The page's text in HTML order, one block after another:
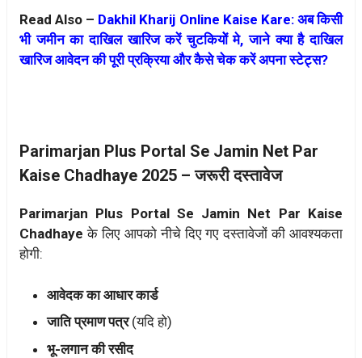
Read Also – Dakhil Kharij Online Kaise Kare: अब किसी
भी जमीन का दाखिल खारिज करें चुटकियोें मे, जाने क्या है दाखिल
खारिज आवेदन की पूरी प्रक्रिया और कैसे चेक करें अपना स्टेट्स?
Parimarjan Plus Portal Se Jamin Net Par
Kaise Chadhaye 2025 – जरूरी दस्तावेज
Parimarjan Plus Portal Se Jamin Net Par Kaise
Chadhaye के लिए आपको नीचे दिए गए दस्तावेजों की आवश्यकता
होगी:
आवेदक का आधार कार्ड
जाति प्रमाण पत्र(यदि हो)
भू-लगान की रसीद